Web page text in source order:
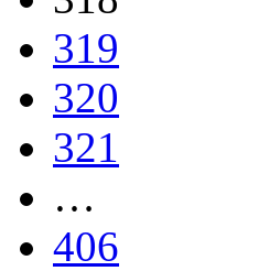
319
320
321
…
406